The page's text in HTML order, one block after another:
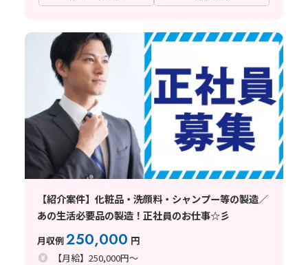
【紹介案件】化粧品・洗顔料・シャンプー等の製造／
あの生活必要品の製造！正社員のお仕事☆彡
月収例250,000 円
【月給】250,000円～